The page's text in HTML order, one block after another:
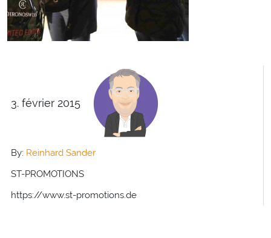
3. février 2015
By: Reinhard Sander
ST-PROMOTIONS
https://www.st-promotions.de